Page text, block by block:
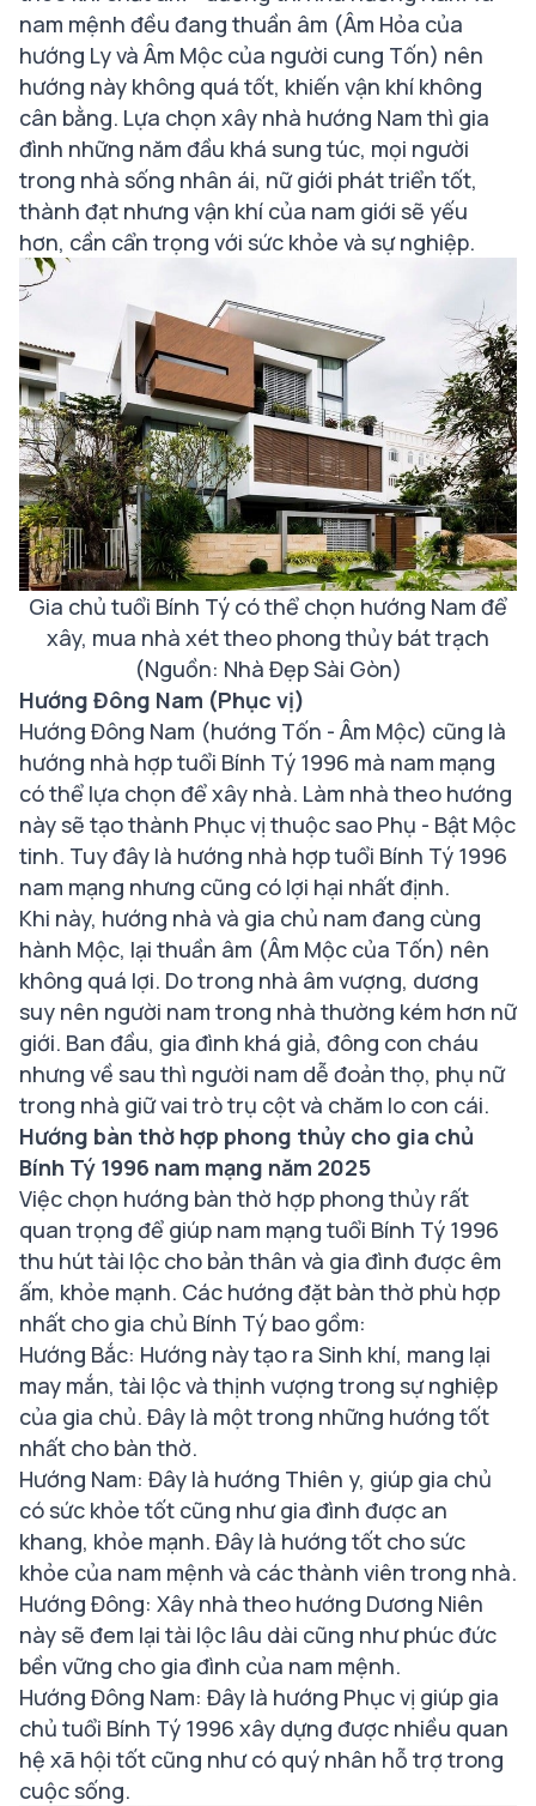
nam mệnh đều đang thuần âm (Âm Hỏa của
hướng Ly và Âm Mộc của người cung Tốn) nên
hướng này không quá tốt, khiến vận khí không
cân bằng. Lựa chọn xây nhà hướng Nam thì gia
đình những năm đầu khá sung túc, mọi người
trong nhà sống nhân ái, nữ giới phát triển tốt,
thành đạt nhưng vận khí của nam giới sẽ yếu
hơn, cần cẩn trọng với sức khỏe và sự nghiệp.
Gia chủ tuổi Bính Tý có thể chọn hướng Nam để
xây, mua nhà xét theo phong thủy bát trạch
(Nguồn: Nhà Đẹp Sài Gòn)
Hướng Đông Nam (Phục vị)
Hướng Đông Nam (hướng Tốn - Âm Mộc) cũng là
hướng nhà hợp tuổi Bính Tý 1996 mà nam mạng
có thể lựa chọn để xây nhà. Làm nhà theo hướng
này sẽ tạo thành Phục vị thuộc sao Phụ - Bật Mộc
tinh. Tuy đây là hướng nhà hợp tuổi Bính Tý 1996
nam mạng nhưng cũng có lợi hại nhất định.
Khi này, hướng nhà và gia chủ nam đang cùng
hành Mộc, lại thuần âm (Âm Mộc của Tốn) nên
không quá lợi. Do trong nhà âm vượng, dương
suy nên người nam trong nhà thường kém hơn nữ
giới. Ban đầu, gia đình khá giả, đông con cháu
nhưng về sau thì người nam dễ đoản thọ, phụ nữ
trong nhà giữ vai trò trụ cột và chăm lo con cái.
Hướng bàn thờ hợp phong thủy cho gia chủ
Bính Tý 1996 nam mạng năm 2025
Việc chọn hướng bàn thờ hợp phong thủy rất
quan trọng để giúp nam mạng tuổi Bính Tý 1996
thu hút tài lộc cho bản thân và gia đình được êm
ấm, khỏe mạnh. Các hướng đặt bàn thờ phù hợp
nhất cho gia chủ Bính Tý bao gồm:
Hướng Bắc: Hướng này tạo ra Sinh khí, mang lại
may mắn, tài lộc và thịnh vượng trong sự nghiệp
của gia chủ. Đây là một trong những hướng tốt
nhất cho bàn thờ.
Hướng Nam: Đây là hướng Thiên y, giúp gia chủ
có sức khỏe tốt cũng như gia đình được an
khang, khỏe mạnh. Đây là hướng tốt cho sức
khỏe của nam mệnh và các thành viên trong nhà.
Hướng Đông: Xây nhà theo hướng Dương Niên
này sẽ đem lại tài lộc lâu dài cũng như phúc đức
bền vững cho gia đình của nam mệnh.
Hướng Đông Nam: Đây là hướng Phục vị giúp gia
chủ tuổi Bính Tý 1996 xây dựng được nhiều quan
hệ xã hội tốt cũng như có quý nhân hỗ trợ trong
cuộc sống.